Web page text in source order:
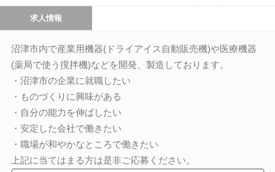
求人情報
沼津市内で産業用機器(ドライアイス自動販売機)や医療機器
(薬局で使う撹拌機)などを開発、製造しております。
・沼津市の企業に就職したい
・ものづくりに興味がある
・自分の能力を伸ばしたい
・安定した会社で働きたい
・職場が和やかなところで働きたい
上記に当てはまる方は是非ご応募ください。